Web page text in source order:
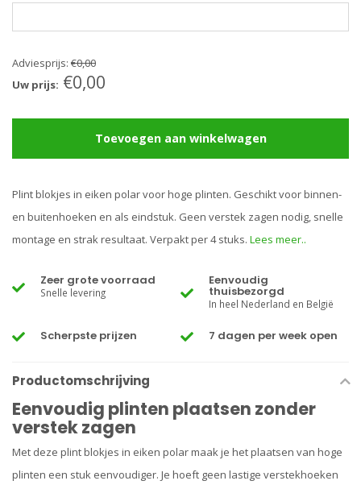
Adviesprijs: €0,00
Uw prijs: €0,00
Toevoegen aan winkelwagen
Plint blokjes in eiken polar voor hoge plinten. Geschikt voor binnen-
en buitenhoeken en als eindstuk. Geen verstek zagen nodig, snelle
montage en strak resultaat. Verpakt per 4 stuks. Lees meer..
Zeer grote voorraad
Snelle levering
Eenvoudig
thuisbezorgd
In heel Nederland en België
Scherpste prijzen 7 dagen per week open
Productomschrijving
Eenvoudig plinten plaatsen zonder
verstek zagen
Met deze plint blokjes in eiken polar maak je het plaatsen van hoge
plinten een stuk eenvoudiger. Je hoeft geen lastige verstekhoeken